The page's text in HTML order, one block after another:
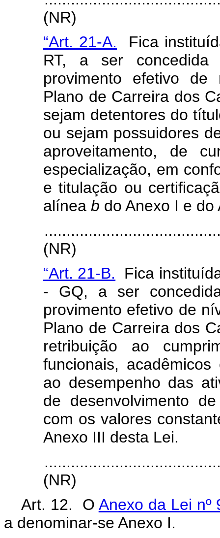
(NR)
“Art. 21-A.
Fica
RT, a ser
provimento efetivo de
Plano de Carreira dos
sejam detentores do
ou sejam possuidores
aproveitamento, de
especialização, em
e titulação ou
alínea b do Anexo I e
(NR)
“Art. 21-B.
Fica
- GQ, a ser
provimento efetivo de
Plano de Carreira dos
retribuição ao
funcionais,
ao desempenho das
de desenvolvimento
com os valores
Anexo III desta Lei.
(NR)
Art. 12. O Anexo da Lei nº
a denominar-se Anexo I.